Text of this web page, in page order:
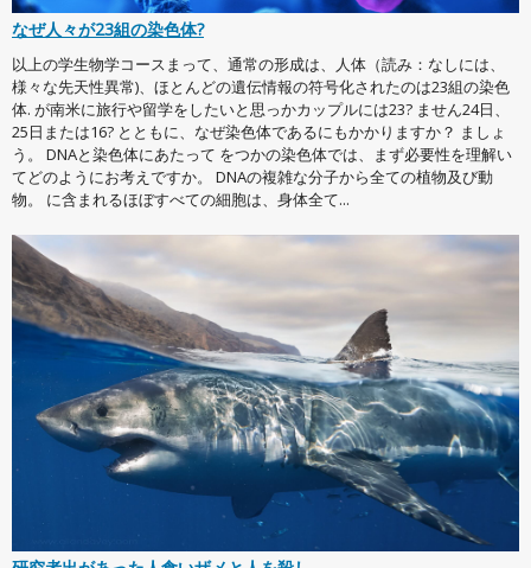
なぜ人々が23組の染色体?
以上の学生物学コースまって、通常の形成は、人体（読み：なしには、
様々な先天性異常)、ほとんどの遺伝情報の符号化されたのは23組の染色
体. が南米に旅行や留学をしたいと思っかカップルには23? ません24日、
25日または16? とともに、なぜ染色体であるにもかかりますか？ ましょ
う。 DNAと染色体にあたって をつかの染色体では、まず必要性を理解い
てどのようにお考えですか。 DNAの複雑な分子から全ての植物及び動
物。 に含まれるほぼすべての細胞は、身体全て...